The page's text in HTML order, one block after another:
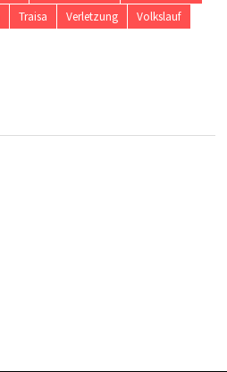
Traisa Verletzung
Volkslauf